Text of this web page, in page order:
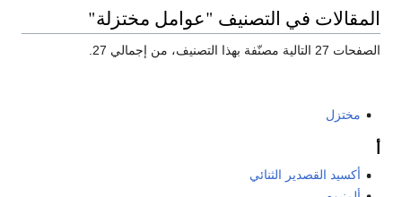
المقالات في التصنيف "عوامل مختزلة"
الصفحات 27 التالية مصنّفة بهذا التصنيف، من إجمالي 27.
مختزل
أكسيد القصدير الثنائي